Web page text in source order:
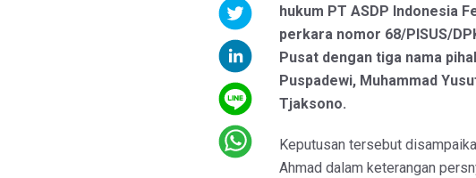
hukum PT ASDP Indonesia
perkara nomor 68/PISUS/
Pusat dengan tiga nama
Puspadewi, Muhammad
Tjaksono.
Keputusan tersebut
Ahmad dalam keterangan